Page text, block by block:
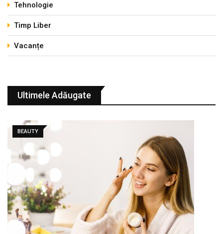
Tehnologie
Timp Liber
Vacanțe
Ultimele Adăugate
BEAUTY